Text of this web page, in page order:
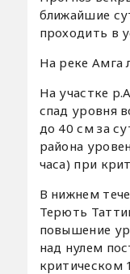
ближайшие
проходить в
На реке Амга
На участке
спад уровня
до 40 см за
района
часа) при
В нижнем
Терють
повышение
над нулем
критическом